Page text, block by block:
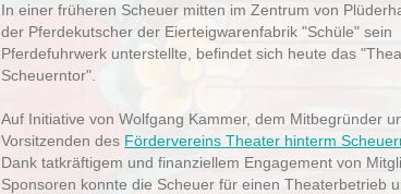
In einer früheren Scheuer mitten im Zentrum von
der Pferdekutscher der Eierteigwarenfabrik "Schüle" sein
Pferdefuhrwerk unterstellte, befindet sich heute das
Scheuerntor".
Auf Initiative von Wolfgang Kammer, dem Mitbegründer
Vorsitzenden des Fördervereins Theater hinterm
Dank tatkräftigem und finanziellem Engagement von
Sponsoren konnte die Scheuer für einen Theaterbetrieb